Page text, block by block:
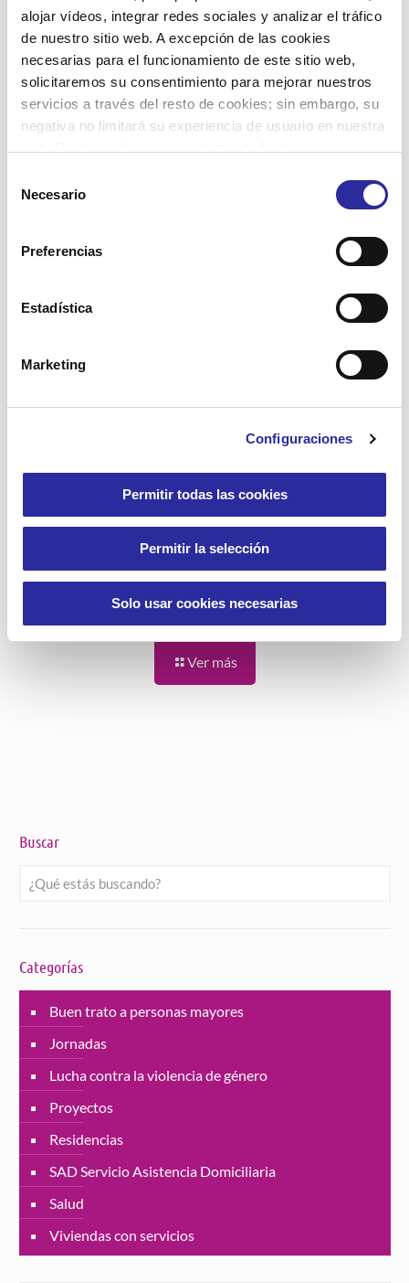
alojar vídeos, integrar redes sociales y analizar el tráfico
de nuestro sitio web. A excepción de las cookies
necesarias para el funcionamiento de este sitio web,
solicitaremos su consentimiento para mejorar nuestros
servicios a través del resto de cookies; sin embargo, su
negativa no limitará su experiencia de usuario en nuestra
más información, puede consultar nuestra
Política de
Necesario
Preferencias
Estadística
Marketing
Configuraciones
Permitir todas las cookies
Permitir la selección
Solo usar cookies necesarias
El movimiento del cuerpo y
el envejecimiento activo
El envejecimiento activo requiere
movimiento del cuerpo e integración social,
como modos de conseguir un mayor
bienestar físico y mental.
Leer más
La música y sus efectos
Escuchar música no sólo nos hace disfrutar.
También estimula emociones y recuerdos, tan
7 Leer más
Ver más
Buscar
Categorías
Buen trato a personas mayores
Jornadas
Lucha contra la violencia de género
Proyectos
Residencias
SAD Servicio Asistencia Domiciliaria
Salud
Viviendas con servicios